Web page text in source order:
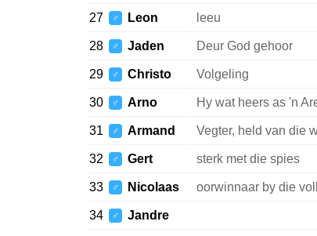
27 ♂ Leon leeu
28 ♂ Jaden Deur God gehoor
29 ♂ Christo Volgeling
30 ♂ Arno Hy wat heers as 'n
31 ♂ Armand Vegter, held van die
32 ♂ Gert sterk met die spies
33 ♂ Nicolaas oorwinnaar by die
34 ♂ Jandre